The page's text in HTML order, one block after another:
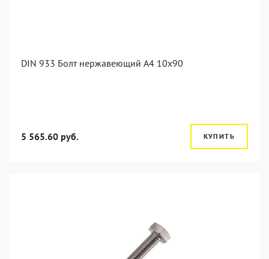
DIN 933 Болт нержавеющий А4 10х90
5 565.60 руб. КУПИТЬ